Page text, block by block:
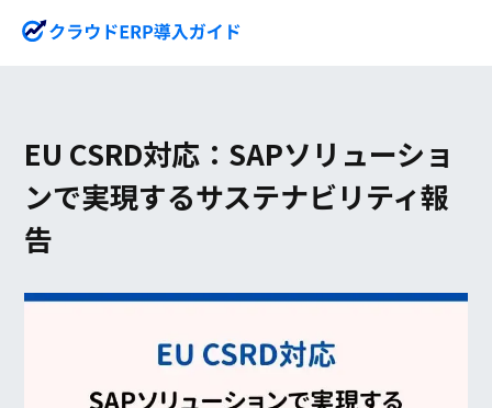
EU CSRD対応：SAPソリューショ
ンで実現するサステナビリティ報
告